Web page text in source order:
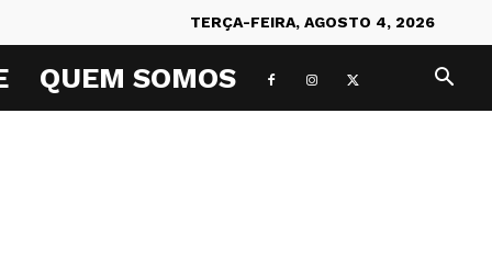
TERÇA-FEIRA, AGOSTO 4, 2026
QUEM SOMOS